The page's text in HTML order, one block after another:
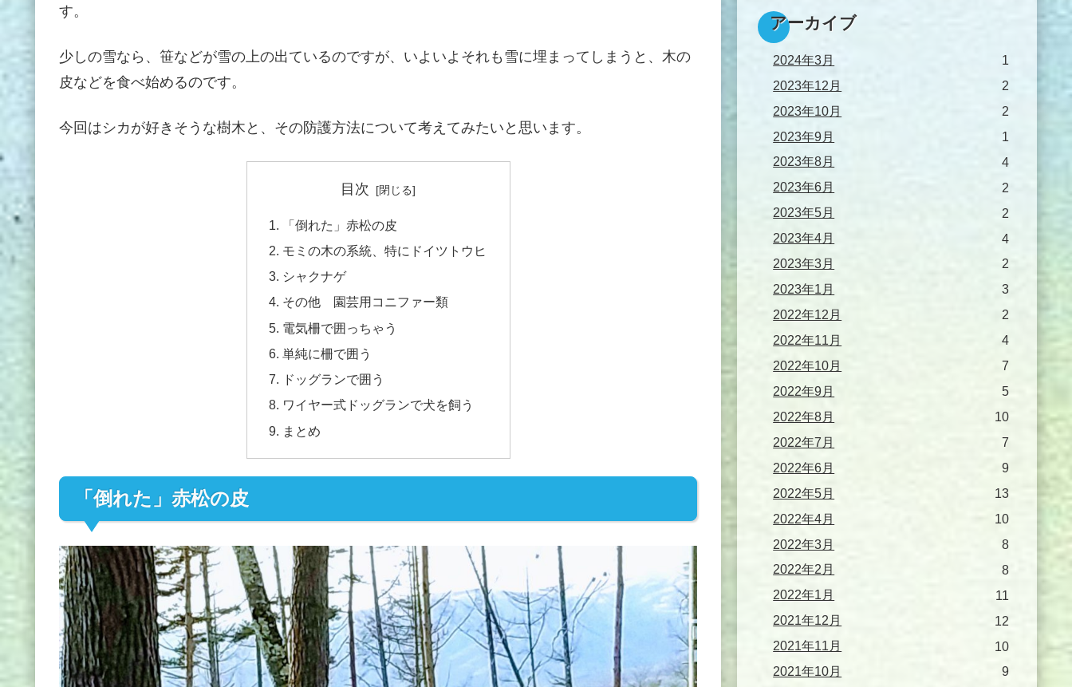
す。
少しの雪なら、笹などが雪の上の出ているのですが、いよいよそれも雪に埋まってしまうと、木の
皮などを食べ始めるのです。
今回はシカが好きそうな樹木と、その防護方法について考えてみたいと思います。
目次
「倒れた」赤松の皮
モミの木の系統、特にドイツトウヒ
シャクナゲ
その他 園芸用コニファー類
電気柵で囲っちゃう
単純に柵で囲う
ドッグランで囲う
ワイヤー式ドッグランで犬を飼う
まとめ
「倒れた」赤松の皮
アーカイブ
2024年3月
1
2023年12月
2
2023年10月
2
2023年9月
1
2023年8月
4
2023年6月
2
2023年5月
2
2023年4月
4
2023年3月
2
2023年1月
3
2022年12月
2
2022年11月
4
2022年10月
7
2022年9月
5
2022年8月
10
2022年7月
7
2022年6月
9
2022年5月
13
2022年4月
10
2022年3月
8
2022年2月
8
2022年1月
11
2021年12月
12
2021年11月
10
2021年10月
9